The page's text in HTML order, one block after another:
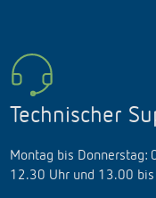
Technischer
Montag bis Donnerstag:
12.30 Uhr und 13.00